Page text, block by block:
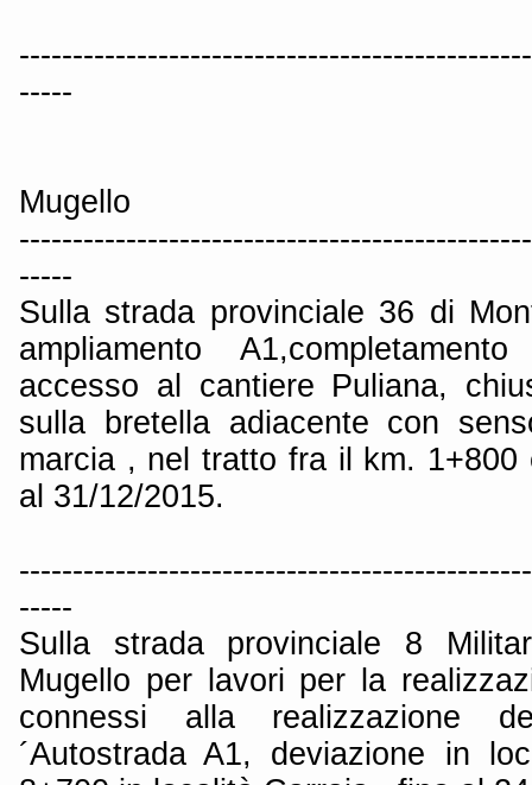
-----
Mugello
-----
Sulla strada provinciale 36 di
ampliamento
accesso al cantiere Puliana,
sulla bretella adiacente con
marcia , nel tratto fra il km.
al 31/12/2015.
-----
Sulla strada provinciale 8
Mugello per lavori per la
connessi alla realizzazione
´Autostrada A1, deviazione in